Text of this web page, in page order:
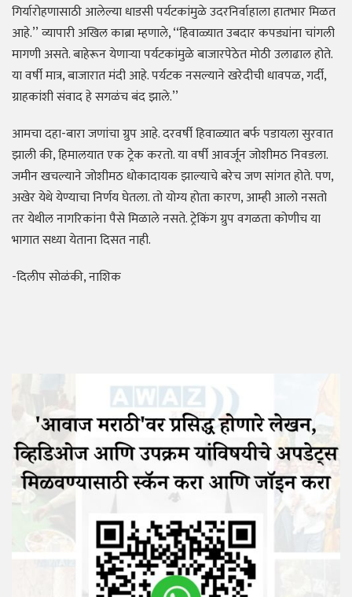
गिर्यारोहणासाठी आलेल्या धाडसी पर्यटकांमुळे उदरनिर्वाहाला हातभार मिळत
आहे.’’व्यापारी अखिल काब्रा म्हणाले, ‘‘हिवाळ्यात उबदार कपड्यांना चांगली
मागणी असते. बाहेरून येणाऱ्या पर्यटकांमुळे बाजारपेठेत मोठी उलाढाल होते.
या वर्षी मात्र, बाजारात मंदी आहे. पर्यटक नसल्याने खरेदीची धावपळ, गर्दी,
ग्राहकांशी संवाद हे सगळंच बंद झाले.’’
आमचा दहा-बारा जणांचा ग्रुप आहे. दरवर्षी हिवाळ्यात बर्फ पडायला सुरवात
झाली की, हिमालयात एक ट्रेक करतो. या वर्षी आवर्जून जोशीमठ निवडला.
जमीन खचल्याने जोशीमठ धोकादायक झाल्याचे बरेच जण सांगत होते. पण,
अखेर येथे येण्याचा निर्णय घेतला. तो योग्य होता कारण, आम्ही आलो नसतो
तर येथील नागरिकांना पैसे मिळाले नसते. ट्रेकिंग ग्रुप वगळता कोणीच या
भागात सध्या येताना दिसत नाही.
-दिलीप सोळंकी, नाशिक